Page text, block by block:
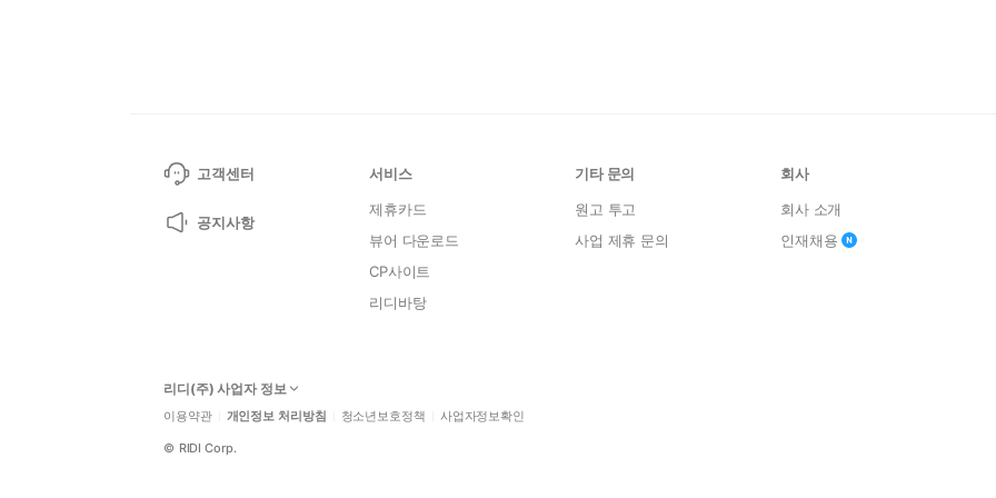
고객센터
공지사항
서비스
제휴카드
뷰어 다운로드
CP사이트
리디바탕
기타 문의
원고 투고
사업 제휴 문의
회사
회사 소개
인재채용
리디(주) 사업자 정보
이용약관 개인정보 처리방침 청소년보호정책 사업자정보확인
© RIDI Corp.